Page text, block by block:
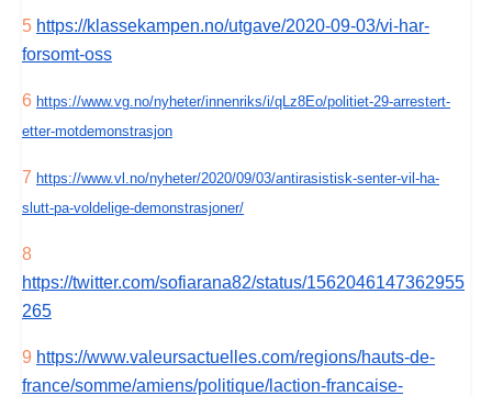
5 https://klassekampen.no/utgave/2020-09-03/vi-har-
forsomt-oss
6 https://www.vg.no/nyheter/innenriks/i/qLz8Eo/politiet-29-arrestert-
etter-motdemonstrasjon
7 https://www.vl.no/nyheter/2020/09/03/antirasistisk-senter-vil-ha-
slutt-pa-voldelige-demonstrasjoner/
8
https://twitter.com/sofiarana82/status/1562046147362955
265
9 https://www.valeursactuelles.com/regions/hauts-de-
france/somme/amiens/politique/laction-francaise-